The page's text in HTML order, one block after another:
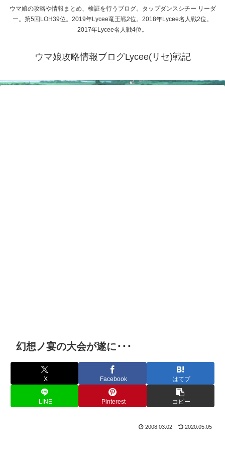
ウマ娘の攻略や情報まとめ、検証を行うブログ。タップダンスシチー リーダ
ー。第5回LOH39位。2019年Lycee竜王戦2位。2018年Lycee名人戦2位。
2017年Lycee名人戦4位。
ウマ娘攻略情報ブログLycee(リセ)戦記
幻想ノ宴の大会が遂に･･･
X Facebook はてブ
LINE Pinterest コピー
2008.03.02 2020.05.05